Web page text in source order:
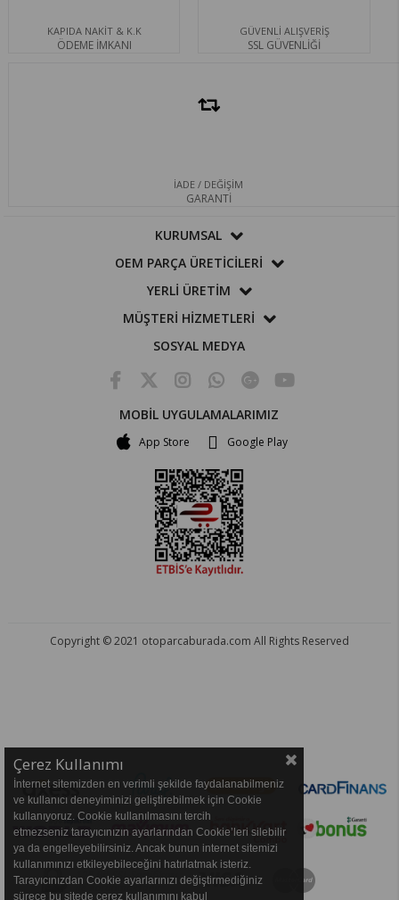
KAPIDA NAKİT & K.K
ÖDEME İMKANI
GÜVENLİ ALIŞVERİŞ
SSL GÜVENLİĞİ
İADE / DEĞİŞİM
GARANTİ
KURUMSAL
OEM PARÇA ÜRETİCİLERİ
YERLİ ÜRETİM
MÜŞTERİ HİZMETLERİ
SOSYAL MEDYA
MOBİL UYGULAMALARIMIZ
App Store Google Play
Copyright © 2021 otoparcaburada.com All Rights Reserved
Çerez Kullanımı
İnternet sitemizden en verimli şekilde faydalanabilmeniz
ve kullanıcı deneyiminizi geliştirebilmek için Cookie
kullanıyoruz. Cookie kullanılmasını tercih
etmezseniz tarayıcınızın ayarlarından Cookie’leri silebilir
ya da engelleyebilirsiniz. Ancak bunun internet sitemizi
kullanımınızı etkileyebileceğini hatırlatmak isteriz.
Tarayıcınızdan Cookie ayarlarınızı değiştirmediğiniz
sürece bu sitede çerez kullanımını kabul